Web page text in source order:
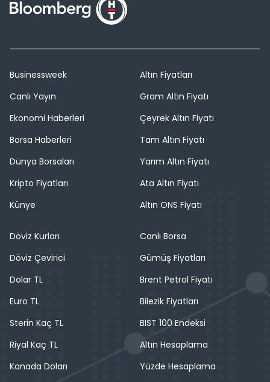
Businessweek
Canlı Yayın
Ekonomi Haberleri
Borsa Haberleri
Dünya Borsaları
Kripto Fiyatları
Künye
Altın Fiyatları
Gram Altın Fiyatı
Çeyrek Altın Fiyatı
Tam Altın Fiyatı
Yarım Altın Fiyatı
Ata Altın Fiyatı
Altın ONS Fiyatı
Döviz Kurları
Döviz Çevirici
Dolar TL
Euro TL
Sterin Kaç TL
Riyal Kaç TL
Kanada Doları
Canlı Borsa
Gümüş Fiyatları
Brent Petrol Fiyatı
Bilezik Fiyatları
BIST 100 Endeksi
Altın Hesaplama
Yüzde Hesaplama